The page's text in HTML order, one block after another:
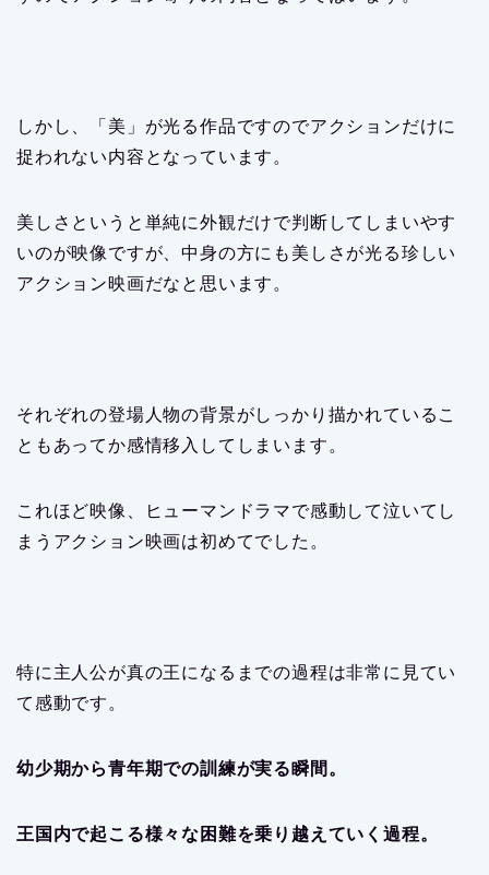
しかし、「美」が光る作品ですのでアクションだけに
捉われない内容となっています。
美しさというと単純に外観だけで判断してしまいやす
いのが映像ですが、中身の方にも美しさが光る珍しい
アクション映画だなと思います。
それぞれの登場人物の背景がしっかり描かれているこ
ともあってか感情移入してしまいます。
これほど映像、ヒューマンドラマで感動して泣いてし
まうアクション映画は初めてでした。
特に主人公が真の王になるまでの過程は非常に見てい
て感動です。
幼少期から青年期での訓練が実る瞬間。
王国内で起こる様々な困難を乗り越えていく過程。